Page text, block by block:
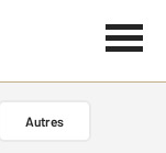
Autres